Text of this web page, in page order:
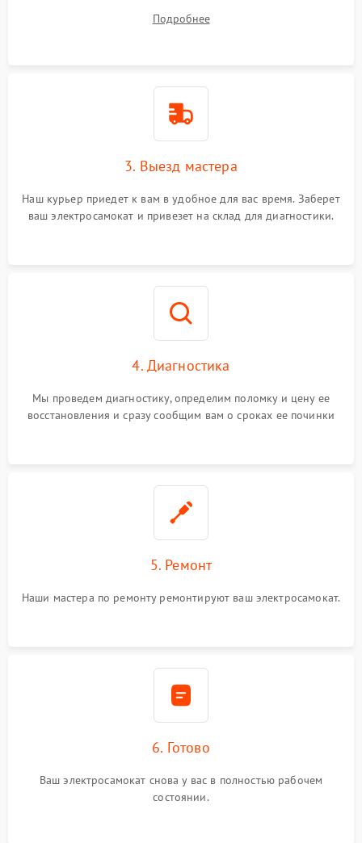
Подробнее
3. Выезд мастера
Наш курьер приедет к вам в удобное для вас время. Заберет
ваш электросамокат и привезет на склад для диагностики.
4. Диагностика
Мы проведем диагностику, определим поломку и цену ее
восстановления и сразу сообщим вам о сроках ее починки
5. Ремонт
Наши мастера по ремонту ремонтируют ваш электросамокат.
6. Готово
Ваш электросамокат снова у вас в полностью рабочем
состоянии.